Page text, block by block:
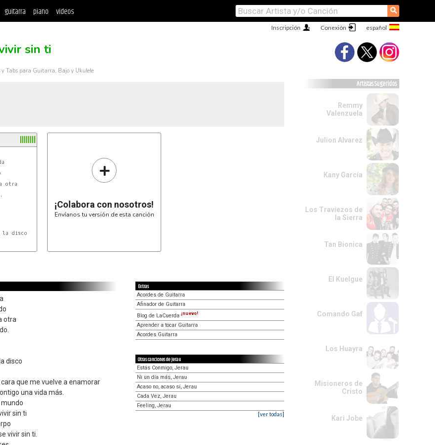
guitarra piano videos ⚲
Conexión
Inscripción
sin ti
y Tabs para Guitarra, Bajo y Ukulele
+
¡Colabora con nosotros!
Envíanos tu versión de esta canción
otra
disco
que me vuelve a enamorar
una vida más.
sin ti
vivir sin ti.
Extras
Acordes de Guitarra
Afinador de Guitarra
Blog de LaCuerda ¡nuevo!
Aprender a tocar Guitarra
Acordes Guitarra
Otras canciones de Jerau
Estás Conmigo, Jerau
Ni un día más, Jerau
Acaso no, acaso sí, Jerau
Cada Vez, Jerau
Feeling, Jerau
[ver todas]
Artistas Sugeridos
Remmy
Valenzuela
Julion Alvarez
Kany García
Los Traviezos de
la Sierra
Tan Bionica
El Kuelgue
Comando Gaf
Los Huayra
Misioneros de
Cristo
Kari Jobe